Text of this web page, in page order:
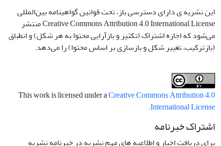
این نشریه ی دارای دسترسی باز، تحت قوانین گواهینامه بین‌المللی
Creative Commons Attribution 4.0 International License منتشر
می‌شود که اجازه اشتراک (تکثیر و بازآرایی محتوا به هر شکل) و انطباق
(بازترکیب، تغییر شکل و بازسازی بر اساس محتوا) را می‌دهد.
This work is licensed under aCreative Commons Attribution 4.0
International License
.
اشتراک خبرنامه
برای دریافت اخبار و اطلاعیه های مهم نشریه در خبرنامه نشریه